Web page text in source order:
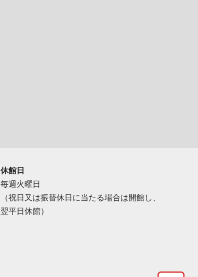
休館日
毎週火曜日
（祝日又は振替休日に当たる場合は開館し、
翌平日休館）